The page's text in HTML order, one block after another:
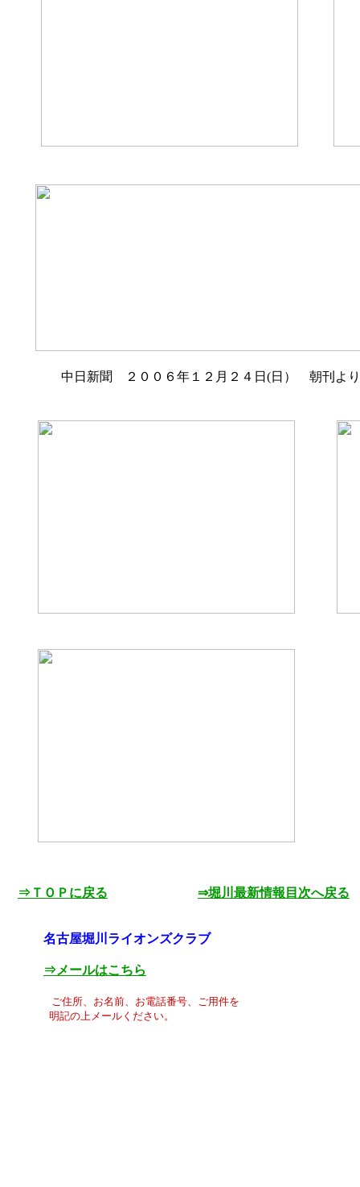
中日新聞 ２００６年１２月２４日(日） 朝刊より
⇒ＴＯＰに戻る ⇒堀川最新情報目次へ戻る
名古屋堀川ライオンズクラブ
⇒メールはこちら
ご住所、お名前、お電話番号、ご用件を
明記の上メールください。